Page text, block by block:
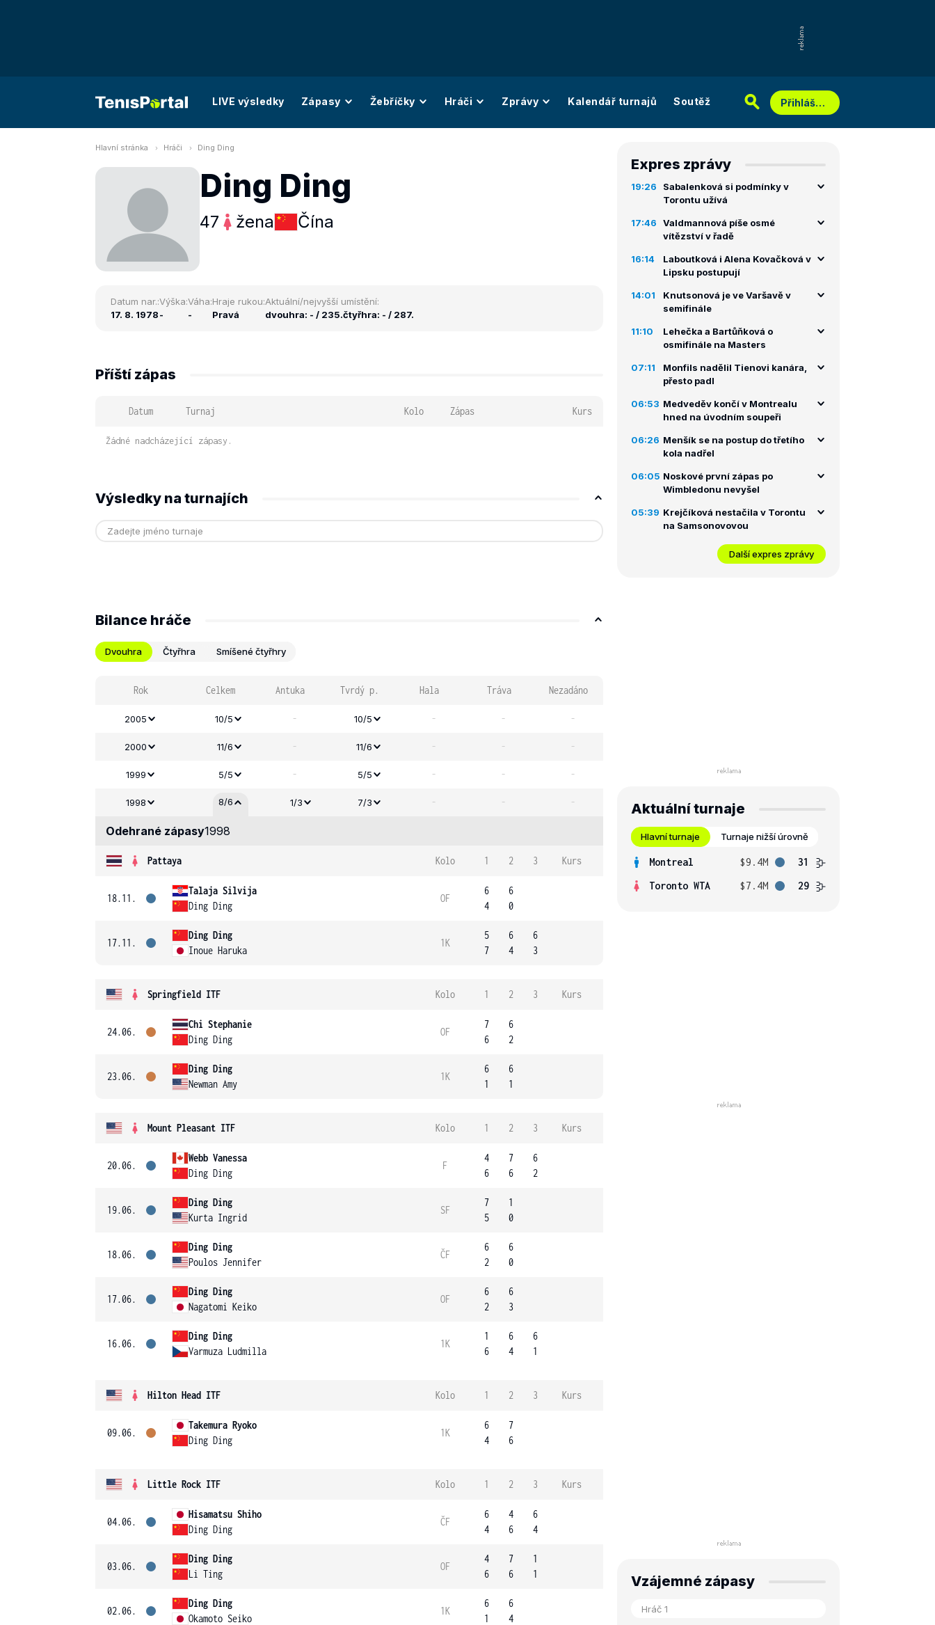
LIVE výsledky Zápasy Žebříčky Hráči Zprávy Kalendář turnajů Soutěž Přihlášení
Hlavní stránka Hráči Ding Ding
Ding Ding
47 žena Čína
Datum nar.:
17. 8. 1978
Výška:
-
Váha:
-
Hraje rukou:
Pravá
Aktuální/nejvyšší umístění:
dvouhra: - / 235.čtyřhra: - / 287.
Příští zápas
Datum Turnaj Kolo Zápas Kurs
Žádné nadcházející zápasy.
Výsledky na turnajích
Bilance hráče
Dvouhra Čtyřhra Smíšené čtyřhry
Rok Celkem Antuka Tvrdý p. Hala Tráva Nezadáno
2005 10/5 - 10/5 - - -
2000 11/6 - 11/6 - - -
1999 5/5 - 5/5 - - -
1998 8/6 1/3 7/3 - - -
Odehrané zápasy1998
Pattaya Kolo 1 2 3 Kurs
18.11.
Talaja Silvija
Ding Ding
OF
6
4
6
0
17.11.
Ding Ding
Inoue Haruka
1K
5
7
6
4
6
3
Springfield ITF Kolo 1 2 3 Kurs
24.06.
Chi Stephanie
Ding Ding
OF
7
6
6
2
23.06.
Ding Ding
Newman Amy
1K
6
1
6
1
Mount Pleasant ITF Kolo 1 2 3 Kurs
20.06.
Webb Vanessa
Ding Ding
F
4
6
7
6
6
2
19.06.
Ding Ding
Kurta Ingrid
SF
7
5
1
0
18.06.
Ding Ding
Poulos Jennifer
ČF
6
2
6
0
17.06.
Ding Ding
Nagatomi Keiko
OF
6
2
6
3
16.06.
Ding Ding
Varmuza Ludmilla
1K
1
6
6
4
6
1
Hilton Head ITF Kolo 1 2 3 Kurs
09.06.
Takemura Ryoko
Ding Ding
1K
6
4
7
6
Little Rock ITF Kolo 1 2 3 Kurs
04.06.
Hisamatsu Shiho
Ding Ding
ČF
6
4
4
6
6
4
03.06.
Ding Ding
Li Ting
OF
4
6
7
6
1
1
02.06.
Ding Ding
Okamoto Seiko
1K
6
1
6
4
Expres zprávy
19:26
Sabalenková si podmínky v
Torontu užívá
17:46
Valdmannová píše osmé
vítězství v řadě
16:14
Laboutková i Alena Kovačková v
Lipsku postupují
14:01
Knutsonová je ve Varšavě v
semifinále
11:10
Lehečka a Bartůňková o
osmifinále na Masters
07:11
Monfils nadělil Tienovi kanára,
přesto padl
06:53 Medveděv končí v Montrealu
hned na úvodním soupeři
06:26 Menšík se na postup do třetího
kola nadřel
06:05 Noskové první zápas po
Wimbledonu nevyšel
05:39 Krejčíková nestačila v Torontu
na Samsonovovou
Další expres zprávy
Aktuální turnaje
Hlavní turnaje Turnaje nižší úrovně
Montreal $9.4M
31
Toronto WTA
$7.4M 29
Vzájemné zápasy